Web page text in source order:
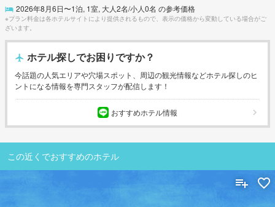
2026年8月6日〜1泊, 1室, 大人2名/小人0名 の参考価格
※プラン料金は各ホテルサイトにより提供されるもので、表示の価格から変動している場合がご
ざいます。
ホテル探しでお困りですか？
今話題の人気エリアや穴場スポット、周辺の観光情報などホテル探しのヒ
ントになる情報を専門スタッフが配信します！
おすすめホテル情報
この近くでおすすめのホテル